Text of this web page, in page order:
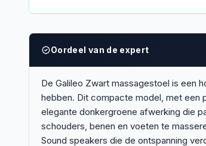
Oordeel van de expert
De Galileo Zwart massagestoel is een
hebben. Dit compacte model, met een
elegante donkergroene afwerking die
schouders, benen en voeten te
Sound speakers die de ontspanning